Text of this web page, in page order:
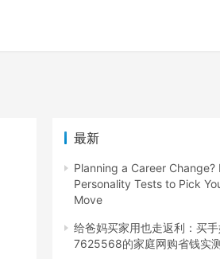
最新
Planning a Career Change?
Personality Tests to Pick
Move
给爸妈买家用也走返利：买
7625568的家庭网购省钱实